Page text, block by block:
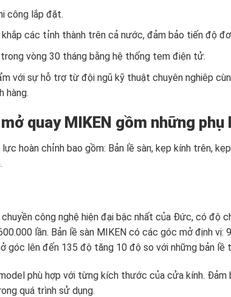
công lắp đặt.
các tỉnh thành trên cả nước, đảm bảo tiến độ
vòng 30 tháng bằng hệ thống tem điện tử.
với sự hỗ trợ từ đội ngũ kỹ thuật chuyên nghiêp
hàng.
quay MIKEN gồm những phụ
hoàn chỉnh bao gồm: Bản lề sàn, kẹp kính trên,
công nghệ hiện đại bậc nhất của Đức, có độ
lần. Bản lề sàn MIKEN có các góc mở định vị:
góc lên đến 135 độ tăng 10 độ so với những bản lề
phù hợp với từng kích thước của cửa kính.
quá trình sử dụng.